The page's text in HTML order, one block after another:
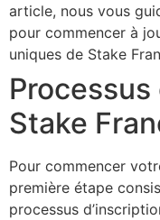
article, nous vous
pour commencer à
uniques de Stake
Stake
Pour commencer
première étape
processus